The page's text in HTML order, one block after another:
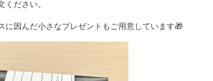
ください。
に因んだ小さなプレゼントもご用意しています🎁